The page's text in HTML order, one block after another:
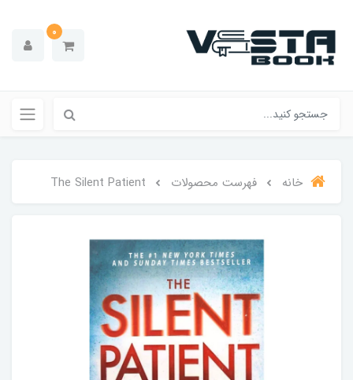
0
خانه فهرست محصولات The Silent Patient